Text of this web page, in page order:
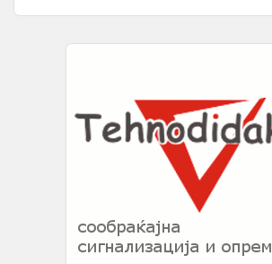
Европа е во готовност од „мегапожари“,
филмови, љубовта кон филмот трае од
MNet
Вучиќ по средбата со Зеленски: Го
интегритетот на Украина, нè очекува
„И СДСМ и ВМРО се деца на Лазо и на
Богојески во „Стадион“